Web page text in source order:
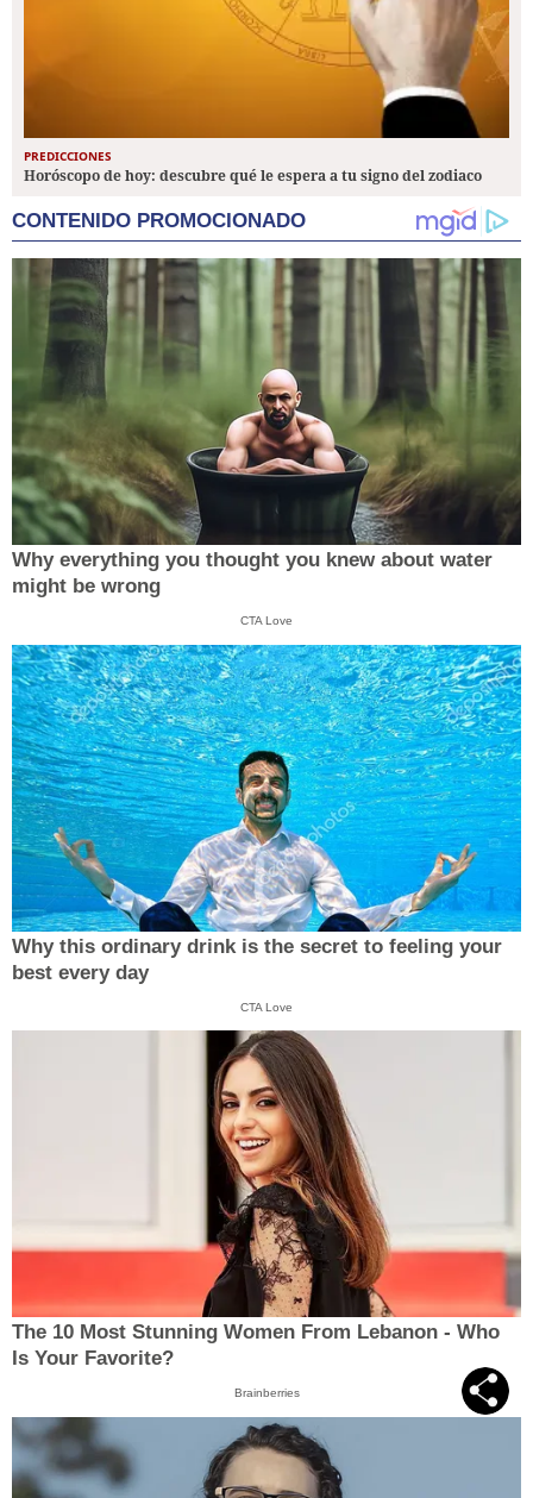
PREDICCIONES
Horóscopo de hoy: descubre qué le espera a tu signo del zodiaco
CONTENIDO PROMOCIONADO
Why everything you thought you knew about water
might be wrong
CTA Love
Why this ordinary drink is the secret to feeling your
best every day
CTA Love
The 10 Most Stunning Women From Lebanon - Who
Is Your Favorite?
Brainberries